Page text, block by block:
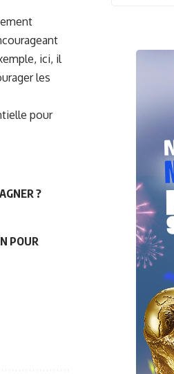
ici, il
les
pour
?
POUR